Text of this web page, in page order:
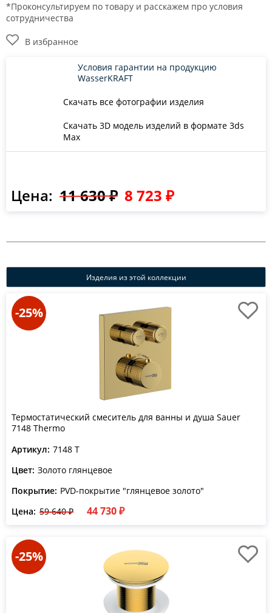
*Проконсультируем по товару и расскажем про условия
сотрудничества
В избранное
Скачать все фотографии изделия
Скачать 3D модель изделий в формате 3ds
Max
Условия гарантии на продукцию
WasserKRAFT
Цена: 11 630 ₽ 8 723 ₽
Изделия из этой коллекции
-25%
Термостатический смеситель для ванны и душа Sauer
7148 Thermo
Артикул: 7148 T
Цвет: Золото глянцевое
Покрытие: PVD-покрытие "глянцевое золото"
Цена: 59 640 ₽ 44 730 ₽
-25%